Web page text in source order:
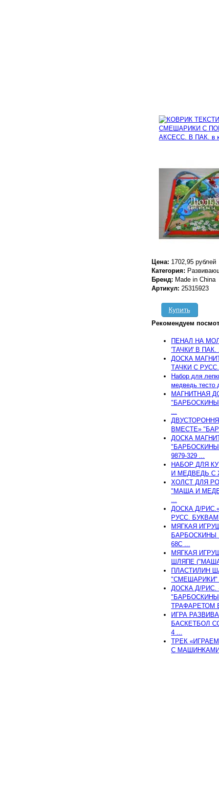
Цена: 1702,95 рублей
Категория:
Бренд: Made in China
Артикул: 25315923
Купить
Рекомендуем
ПЕНАЛ НА
'ТАЧКИ' В ПАК.
ДОСКА
ТАЧКИ С
Набор для
медведь тесто
МАГНИТНАЯ
ВМЕСТЕ»
ДОСКА
9879-329 ...
НАБОР ДЛЯ
И МЕДВЕДЬ С
ХОЛСТ ДЛЯ
"МАША И
ДОСКА Д/
РУСС.
МЯГКАЯ
БАРБОСКИНЫ
68С ...
МЯГКАЯ
ШЛЯПЕ
ПЛАСТИЛИН
"СМЕШАРИКИ"
ДОСКА Д/РИС.
ТРАФАРЕТОМ
ИГРА
БАСКЕТБОЛ
4 ...
ТРЕК
С МАШИНКАМИ